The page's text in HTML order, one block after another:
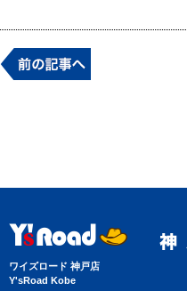
ワイズロード 神戸店
Y'sRoad Kobe